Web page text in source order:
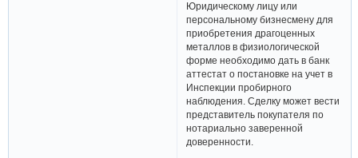
Юридическому лицу или
персональному бизнесмену для
приобретения драгоценных
металлов в физиологической
форме необходимо дать в банк
аттестат о постановке на учет в
Инспекции пробирного
наблюдения. Сделку может вести
представитель покупателя по
нотариально заверенной
доверенности.